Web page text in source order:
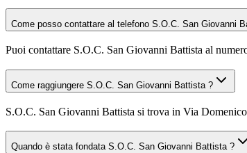
Come posso contattare al telefono S.O.C. San Giovanni
Puoi contattare S.O.C. San Giovanni Battista al
Come raggiungere S.O.C. San Giovanni Battista ?
S.O.C. San Giovanni Battista si trova in Via
Quando è stata fondata S.O.C. San Giovanni Battista ?